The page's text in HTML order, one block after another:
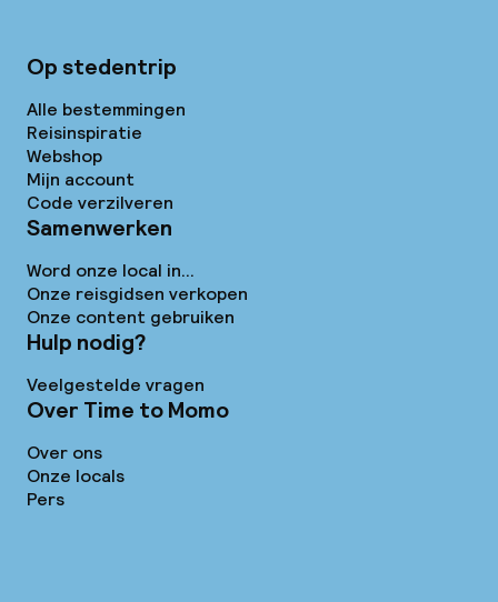
Op stedentrip
Alle bestemmingen
Reisinspiratie
Webshop
Mijn account
Code verzilveren
Samenwerken
Word onze local in...
Onze reisgidsen verkopen
Onze content gebruiken
Hulp nodig?
Veelgestelde vragen
Over Time to Momo
Over ons
Onze locals
Pers